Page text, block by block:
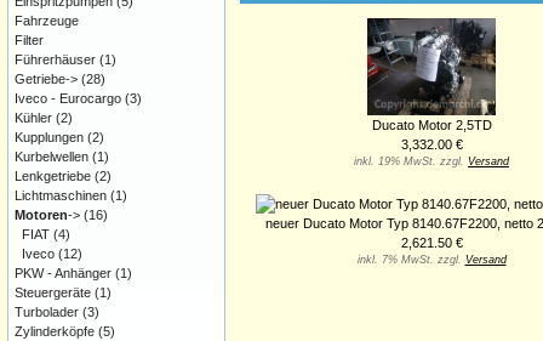
Ducato Motor 2,5TD
3,332.00 €
inkl. 19% MwSt. zzgl. Versand
neuer Ducato Motor Typ 8140.67F2200, netto
2,621.50 €
inkl. 7% MwSt. zzgl. Versand
Fahrzeuge
Filter
Führerhäuser (1)
Getriebe-> (28)
Iveco - Eurocargo (3)
Kühler (2)
Kupplungen (2)
Kurbelwellen (1)
Lenkgetriebe (2)
Lichtmaschinen (1)
Motoren-> (16)
FIAT (4)
Iveco (12)
PKW - Anhänger (1)
Steuergeräte (1)
Turbolader (3)
Zylinderköpfe (5)